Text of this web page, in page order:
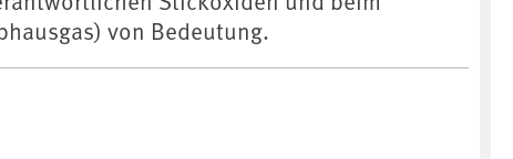
von Bedeutung.